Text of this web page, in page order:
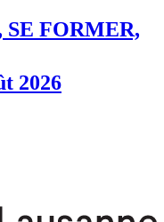
FORMER,
2026